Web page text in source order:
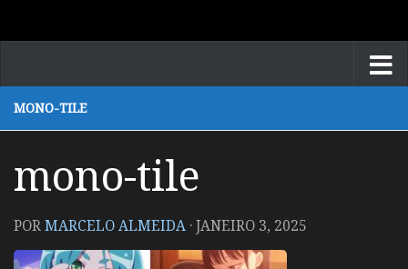
MONO-TILE
mono-tile
PORMARCELO ALMEIDA ·JANEIRO 3, 2025